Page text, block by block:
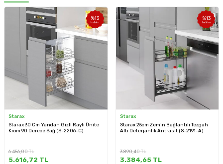
%13
İndirim
Starax
Starax 30 Cm Yandan Gizli Raylı Ünite
Krom 90 Derece Sağ (S-2206-C)
6.456,00TL
5.616,72 TL
%13
İndirim
Starax
Starax 25cm Zemin Bağlantılı Tezgah
Altı Deterjanlık Antrasit (S-2191-A)
3.890,40TL
3.384,65TL